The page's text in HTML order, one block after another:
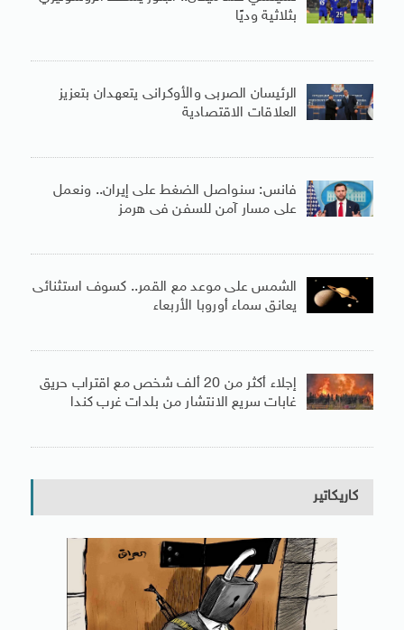
بثلاثية وديًا
الرئيسان الصربى والأوكرانى يتعهدان بتعزيز
العلاقات الاقتصادية
فانس: سنواصل الضغط على إيران.. ونعمل
على مسار آمن للسفن فى هرمز
الشمس على موعد مع القمر.. كسوف استثنائى
يعانق سماء أوروبا الأربعاء
إجلاء أكثر من 20 ألف شخص مع اقتراب حريق
غابات سريع الانتشار من بلدات غرب كندا
كاريكاتير